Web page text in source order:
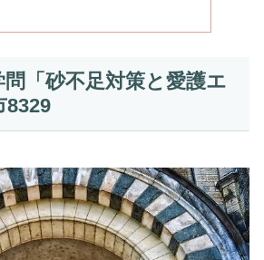
「砂不足対策と愛護エ
8329